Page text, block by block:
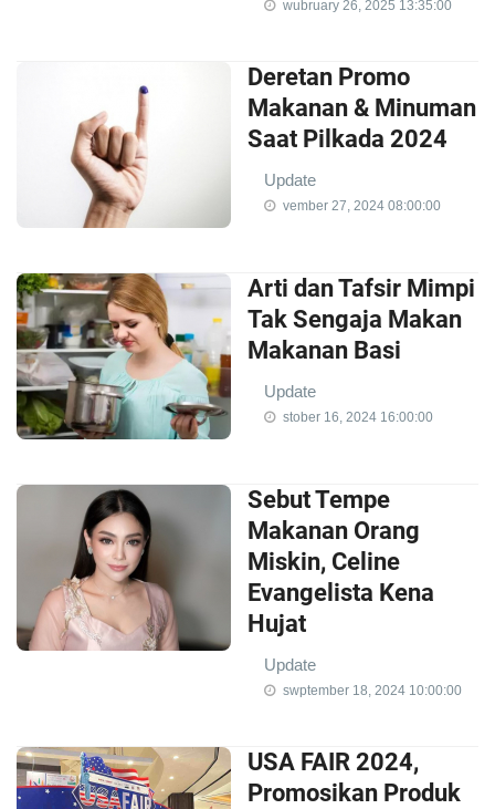
wubruary 26, 2025 13:35:00
Deretan Promo
Makanan & Minuman
Saat Pilkada 2024
Update
vember 27, 2024 08:00:00
Arti dan Tafsir Mimpi
Tak Sengaja Makan
Makanan Basi
Update
stober 16, 2024 16:00:00
Sebut Tempe
Makanan Orang
Miskin, Celine
Evangelista Kena
Hujat
Update
swptember 18, 2024 10:00:00
USA FAIR 2024,
Promosikan Produk